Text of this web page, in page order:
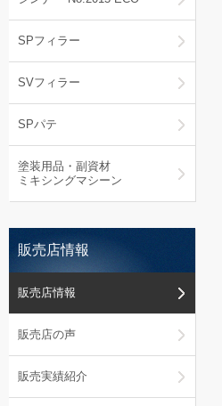
SPフィラー
SVフィラー
SPパテ
塗装用品・副資材
ミキシングマシーン
販売店情報
販売店情報
販売店の声
販売実績紹介